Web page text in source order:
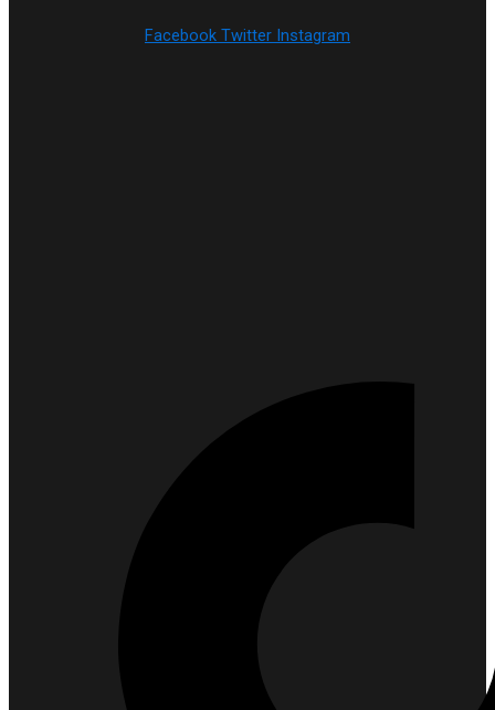
Facebook Twitter Instagram